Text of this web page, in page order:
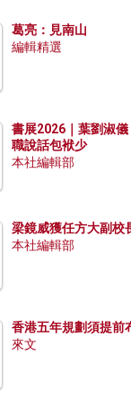
葛亮：見南山
編輯精選
書展2026｜葉劉淑
職說話包袱少
本社編輯部
梁鏡威獲任方大副校
本社編輯部
香港五年規劃須提前
來文